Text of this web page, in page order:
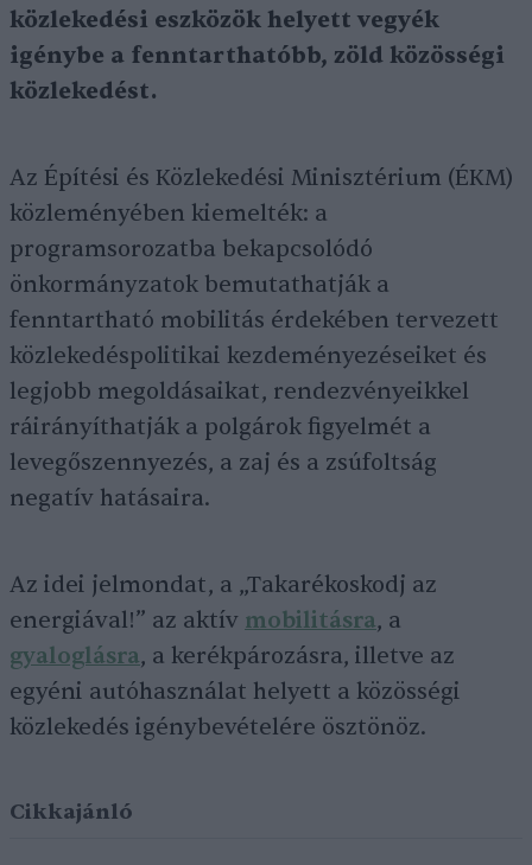
közlekedési eszközök helyett vegyék
igénybe a fenntarthatóbb, zöld közösségi
közlekedést.
Az Építési és Közlekedési Minisztérium (ÉKM)
közleményében kiemelték: a
programsorozatba bekapcsolódó
önkormányzatok bemutathatják a
fenntartható mobilitás érdekében tervezett
közlekedéspolitikai kezdeményezéseiket és
legjobb megoldásaikat, rendezvényeikkel
ráirányíthatják a polgárok figyelmét a
levegőszennyezés, a zaj és a zsúfoltság
negatív hatásaira.
Az idei jelmondat, a „Takarékoskodj az
energiával!” az aktív mobilitásra, a
gyaloglásra, a kerékpározásra, illetve az
egyéni autóhasználat helyett a közösségi
közlekedés igénybevételére ösztönöz.
Cikkajánló